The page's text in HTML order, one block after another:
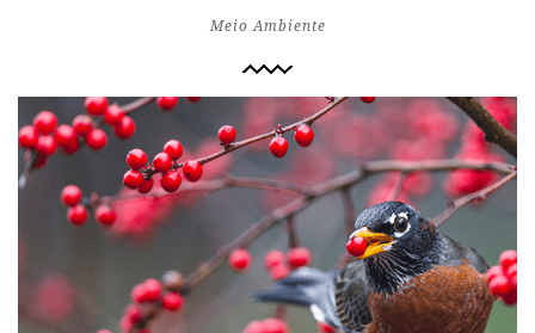
Meio Ambiente